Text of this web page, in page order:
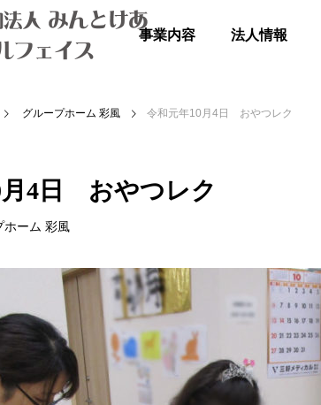
事業内容 法人情報
んとの里
青空散髪
高齢者等共同住宅 みんとの里
グループホーム 彩風 令和元年10月4日 おやつレク
月4日 おやつレク
ホーム 彩風